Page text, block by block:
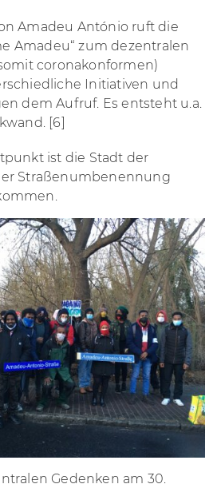
Amadeu António ruft die
Amadeu“ zum dezentralen
coronakonformen)
Initiativen und
dem Aufruf. Es entsteht u.a.
[6]
ist die Stadt der
Straßenumbenennung
Gedenken am 30.